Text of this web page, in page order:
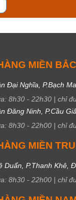
MIỀN BẮC
Đại Nghĩa, P.Bạch
8h30 - 22h30 | chỉ
Đăng Ninh, P.Cầu
8h30 - 22h00 | chỉ
MIỀN
Duẩn, P.Thanh Khê,
8h30 - 22h00 | chỉ